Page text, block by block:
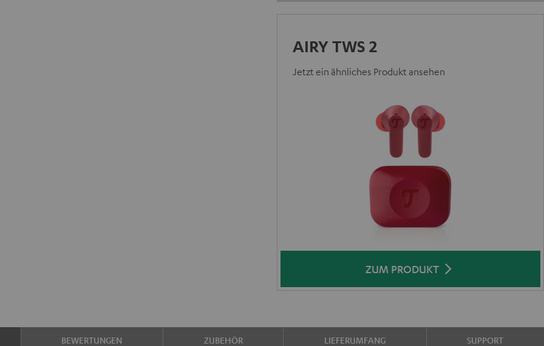
AIRY TWS 2
Jetzt ein ähnliches Produkt ansehen
ZUM PRODUKT
BEWERTUNGEN ZUBEHÖR LIEFERUMFANG SUPPORT